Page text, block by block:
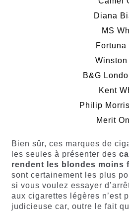
Diana
MS
Fortuna
Winston
B&G
Kent
Philip
Merit
Bien sûr, ces marques de
les seules à présenter des
rendent les blondes moins
sont certainement les plus
si vous voulez essayer
aux cigarettes légères n’est
judicieuse car, outre le fait